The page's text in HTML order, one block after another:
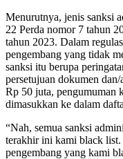
Menurutnya, jenis sanksi
22 Perda nomor 7 tahun
tahun 2023. Dalam
pengembang yang tidak
sanksi itu berupa
persetujuan dokumen
Rp 50 juta, pengumuman
dimasukkan ke dalam
“Nah, semua sanksi
terakhir ini kami black list.
pengembang yang kami